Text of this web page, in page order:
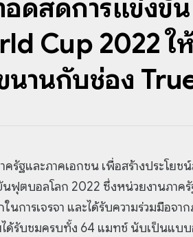
ดสดการแข่งขัน
Cup 2022 ใ
านกับช่อง
รัฐและภาคเอกชน เพื่อสร้างประโยช
ฟุตบอลโลก 2022 ซึ่งหน่วยงานภาค
การเจรจา และได้รับความร่วมมือจา
ด้รับชมครบทั้ง 64 แมทช์ นับเป็นแบบ